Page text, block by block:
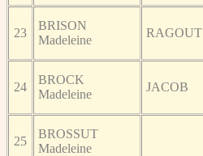
23
BRISON
Madeleine
RAGOUT
24
BROCK
Madeleine
JACOB
25
BROSSUT
Madeleine